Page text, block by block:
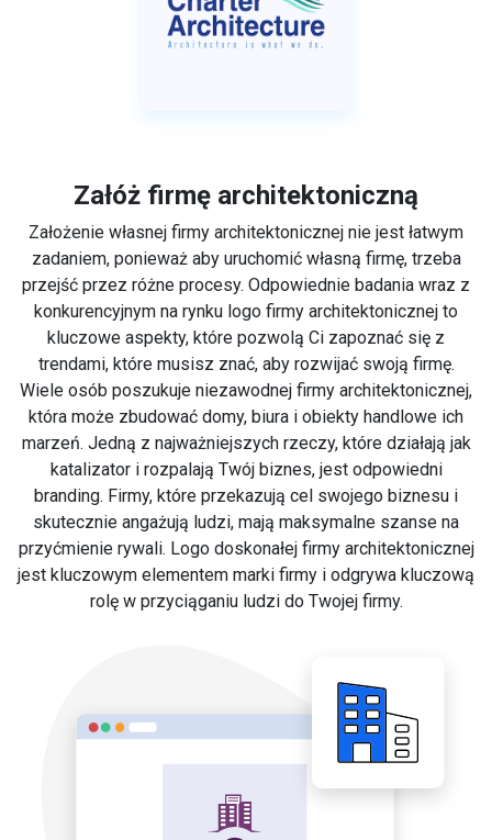
Załóż firmę architektoniczną
Założenie własnej firmy architektonicznej nie jest łatwym
zadaniem, ponieważ aby uruchomić własną firmę, trzeba
przejść przez różne procesy. Odpowiednie badania wraz z
konkurencyjnym na rynku logo firmy architektonicznej to
kluczowe aspekty, które pozwolą Ci zapoznać się z
trendami, które musisz znać, aby rozwijać swoją firmę.
Wiele osób poszukuje niezawodnej firmy architektonicznej,
która może zbudować domy, biura i obiekty handlowe ich
marzeń. Jedną z najważniejszych rzeczy, które działają jak
katalizator i rozpalają Twój biznes, jest odpowiedni
branding. Firmy, które przekazują cel swojego biznesu i
skutecznie angażują ludzi, mają maksymalne szanse na
przyćmienie rywali. Logo doskonałej firmy architektonicznej
jest kluczowym elementem marki firmy i odgrywa kluczową
rolę w przyciąganiu ludzi do Twojej firmy.